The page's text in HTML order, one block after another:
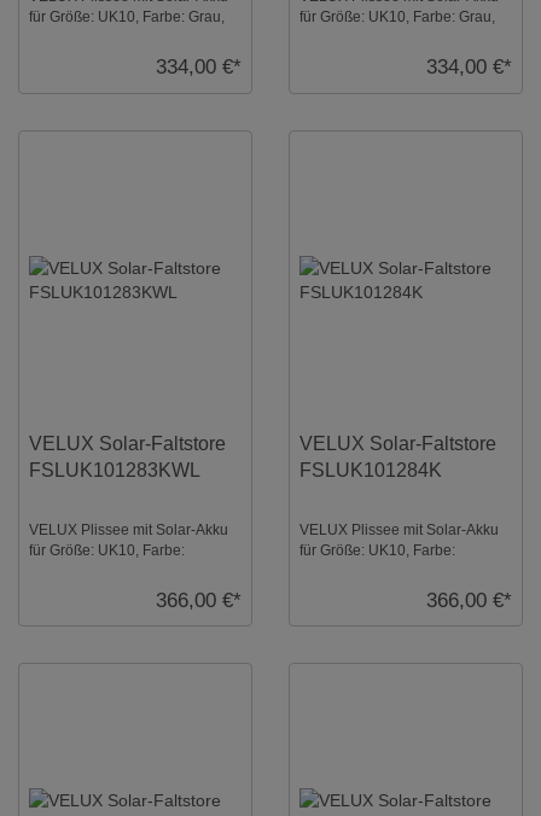
für Größe: UK10, Farbe: Grau,
334,00 €*
für Größe: UK10, Farbe: Grau,
semitransparent, io-ho ...334,00 €*
VELUX Solar-Faltstore
FSLUK101283KWL
VELUX Plissee mit Solar-Akku
für Größe: UK10, Farbe:
366,00 €*
VELUX Solar-Faltstore
FSLUK101284K
VELUX Plissee mit Solar-Akku
für Größe: UK10, Farbe:
transparent, io-hom ...366,00 €*